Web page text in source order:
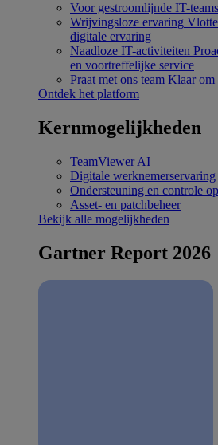
Voor gestroomlijnde IT-teams
Wrijvingsloze ervaring
digitale ervaring
Naadloze IT-activiteiten
en voortreffelijke service
Praat met ons team Klaar om
Ontdek het platform
Kernmogelijkheden
TeamViewer AI
Digitale werknemerservaring
Ondersteuning en controle
Asset- en patchbeheer
Bekijk alle mogelijkheden
Gartner Report 2026